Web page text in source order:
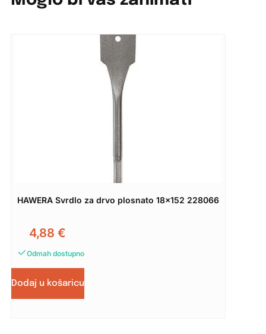
HAWERA Svrdlo za drvo plosnato 18×152 228066
4,88 €
Odmah dostupno
Dodaj u košaricu